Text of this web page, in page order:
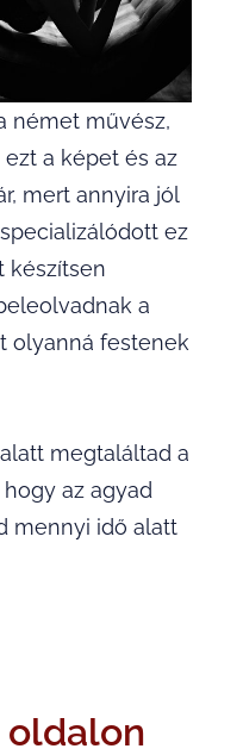
német művész,
a képet és az
mert annyira jól
ez
készítsen
a
olyanná festenek
megtaláltad a
az agyad
mennyi idő alatt
oldalon